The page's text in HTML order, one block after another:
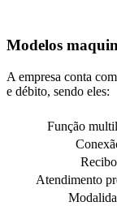
Modelos
A empresa conta
e débito, sendo eles:
Função
Recibo
Atendimento